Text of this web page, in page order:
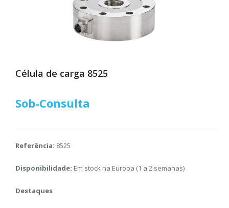
Célula de carga 8525
Sob-Consulta
Referência: 8525
Disponibilidade: Em stock na Europa (1 a 2 semanas)
Destaques